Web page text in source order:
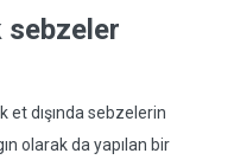
sebzeler
et dışında sebzelerin
olarak da yapılan bir